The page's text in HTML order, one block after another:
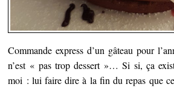
Commande express d’un gâteau pour
n’est « pas trop dessert »… Si si, ça
moi : lui faire dire à la fin du repas que